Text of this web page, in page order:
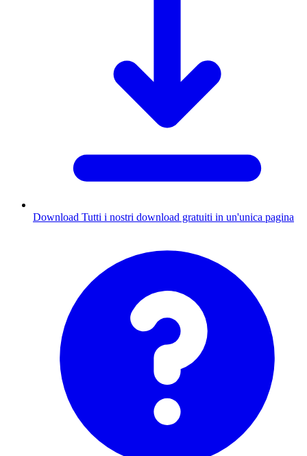
Download Tutti i nostri download gratuiti in un'unica pagina